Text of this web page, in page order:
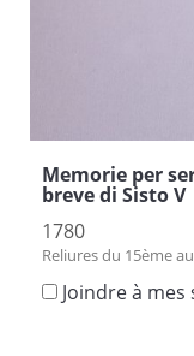
Memorie per
breve di Sisto V
1780
Reliures du 15ème
Joindre à mes